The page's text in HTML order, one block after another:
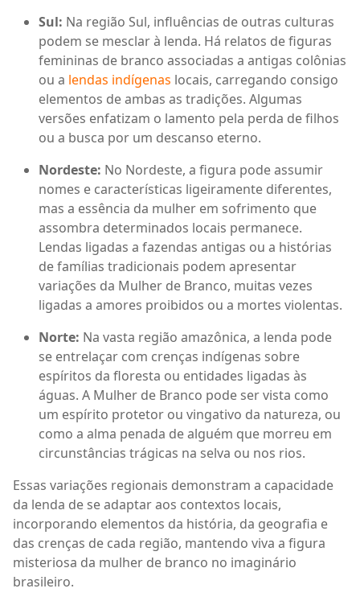
Sul: Na região Sul, influências de outras culturas
podem se mesclar à lenda. Há relatos de figuras
femininas de branco associadas a antigas colônias
ou a lendas indígenas locais, carregando consigo
elementos de ambas as tradições. Algumas
versões enfatizam o lamento pela perda de filhos
ou a busca por um descanso eterno.
Nordeste: No Nordeste, a figura pode assumir
nomes e características ligeiramente diferentes,
mas a essência da mulher em sofrimento que
assombra determinados locais permanece.
Lendas ligadas a fazendas antigas ou a histórias
de famílias tradicionais podem apresentar
variações da Mulher de Branco, muitas vezes
ligadas a amores proibidos ou a mortes violentas.
Norte: Na vasta região amazônica, a lenda pode
se entrelaçar com crenças indígenas sobre
espíritos da floresta ou entidades ligadas às
águas. A Mulher de Branco pode ser vista como
um espírito protetor ou vingativo da natureza, ou
como a alma penada de alguém que morreu em
circunstâncias trágicas na selva ou nos rios.
Essas variações regionais demonstram a capacidade
da lenda de se adaptar aos contextos locais,
incorporando elementos da história, da geografia e
das crenças de cada região, mantendo viva a figura
misteriosa da mulher de branco no imaginário
brasileiro.